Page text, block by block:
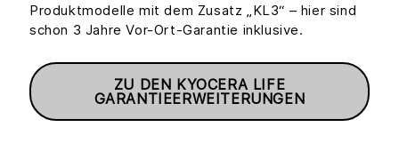
Produktmodelle mit dem Zusatz „KL3“ – hier sind
schon 3 Jahre Vor-Ort-Garantie inklusive.
ZU DEN KYOCERA LIFE
GARANTIEERWEITERUNGEN